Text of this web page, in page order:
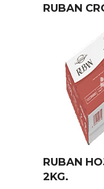
RUBAN
RUBAN
2KG.